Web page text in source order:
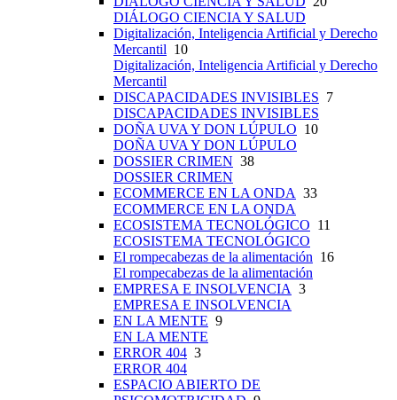
DIÁLOGO CIENCIA Y SALUD
Digitalización, Inteligencia Artificial y Derecho
Mercantil 10
Digitalización, Inteligencia Artificial y Derecho
Mercantil
DISCAPACIDADES INVISIBLES 7
DISCAPACIDADES INVISIBLES
DOÑA UVA Y DON LÚPULO 10
DOÑA UVA Y DON LÚPULO
DOSSIER CRIMEN 38
DOSSIER CRIMEN
ECOMMERCE EN LA ONDA 33
ECOMMERCE EN LA ONDA
ECOSISTEMA TECNOLÓGICO 11
ECOSISTEMA TECNOLÓGICO
El rompecabezas de la alimentación 16
El rompecabezas de la alimentación
EMPRESA E INSOLVENCIA 3
EMPRESA E INSOLVENCIA
EN LA MENTE 9
EN LA MENTE
ERROR 404 3
ERROR 404
ESPACIO ABIERTO DE